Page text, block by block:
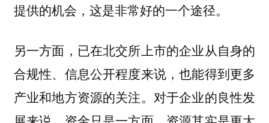
提供的机会，这是非常好的一个途径。
另一方面，已在北交所上市的企业从自身的
合规性、信息公开程度来说，也能得到更多
产业和地方资源的关注。 对于企业的良性发